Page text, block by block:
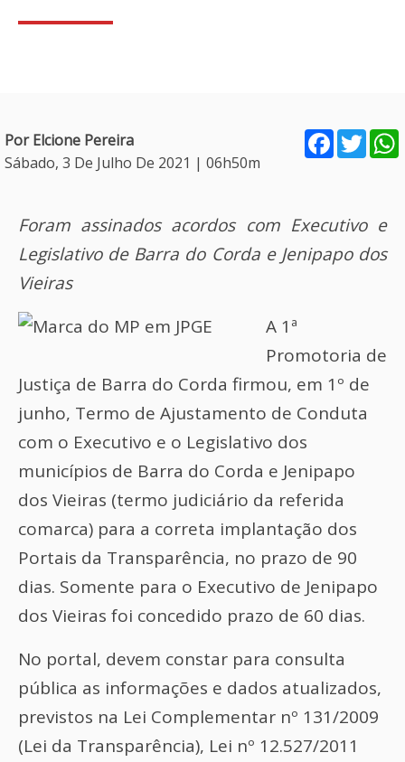
Por Elcione Pereira
Sábado, 3 De Julho De 2021 | 06h50m
Facebook
Foram assinados acordos com Executivo e
Legislativo de Barra do Corda e Jenipapo dos
Vieiras
A 1ª
Promotoria de
Justiça de Barra do Corda firmou, em 1º de
junho, Termo de Ajustamento de Conduta
com o Executivo e o Legislativo dos
municípios de Barra do Corda e Jenipapo
dos Vieiras (termo judiciário da referida
comarca) para a correta implantação dos
Portais da Transparência, no prazo de 90
dias. Somente para o Executivo de Jenipapo
dos Vieiras foi concedido prazo de 60 dias.
No portal, devem constar para consulta
pública as informações e dados atualizados,
previstos na Lei Complementar nº 131/2009
(Lei da Transparência), Lei nº 12.527/2011